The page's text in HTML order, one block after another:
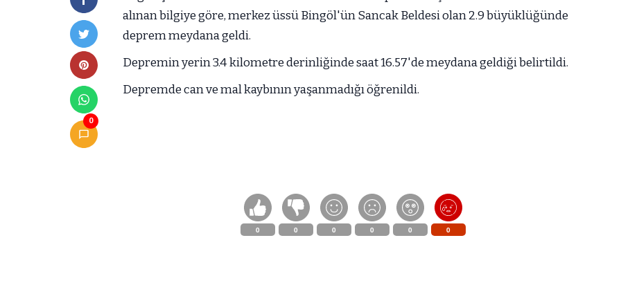
0
alınan bilgiye göre, merkez üssü Bingöl'ün Sancak Beldesi olan 2.9 büyüklüğünde
deprem meydana geldi.
Depremin yerin 3.4 kilometre derinliğinde saat 16.57'de meydana geldiği belirtildi.
Depremde can ve mal kaybının yaşanmadığı öğrenildi.
0 0 0 0 0 0